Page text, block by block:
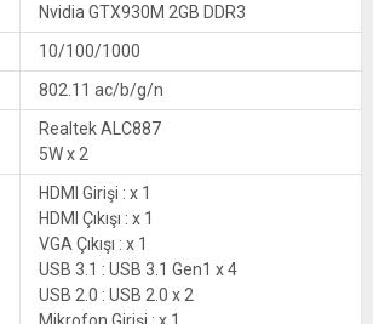
Nvidia GTX930M 2GB DDR3
10/100/1000
802.11 ac/b/g/n
Realtek ALC887
5W x 2
HDMI Girişi : x 1
HDMI Çıkışı : x 1
VGA Çıkışı : x 1
USB 3.1 : USB 3.1 Gen1 x 4
USB 2.0 : USB 2.0 x 2
Mikrofon Girişi : x 1